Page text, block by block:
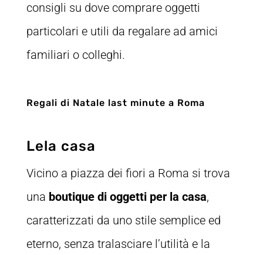
consigli su dove comprare oggetti
particolari e utili da regalare ad amici
familiari o colleghi.
Regali di Natale last minute a Roma
Lela casa
Vicino a piazza dei fiori a Roma si trova
una boutique di oggetti per la casa,
caratterizzati da uno stile semplice ed
eterno, senza tralasciare l’utilità e la